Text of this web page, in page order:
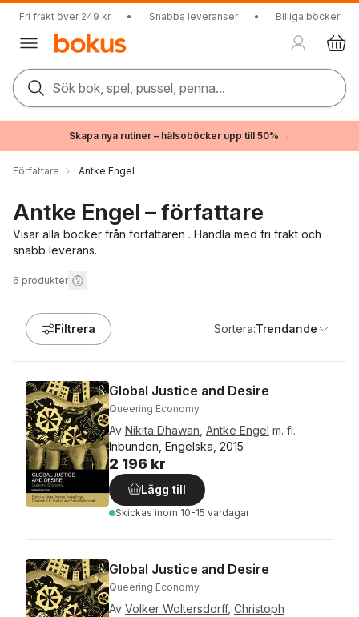
Fri frakt över 249 kr • Snabba leveranser • Billiga böcker
Sök bok, spel, pussel, penna...
Skapa nya rutiner – hälsoböcker upp till 50% →
Författare Antke Engel
Antke Engel – författare
Visar alla böcker från författaren . Handla med fri frakt och
snabb leverans.
6 produkter
Filtrera Sortera:Trendande
Global Justice and Desire
Queering Economy
Av Nikita Dhawan Antke Engel m. fl.
Inbunden, Engelska, 2015
2 196 kr
Lägg till
Skickas inom 10-15 vardagar
Global Justice and Desire
Queering Economy
Av Volker Woltersdorff, Christoph